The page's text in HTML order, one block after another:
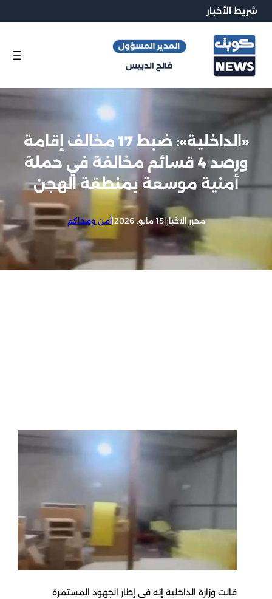
شريط الأخبار
«الداخلية»: ضبط 17 مخالف إقامة
ورصد 4 قسائم مخالفة في حملة
أمنية موسعة بمنطقة الهجن
محرر الاخبار|15 مايو, 2026 |أمن ومحاكم
قالت وزارة الداخلية إنه في إطار الجهود المستمرة